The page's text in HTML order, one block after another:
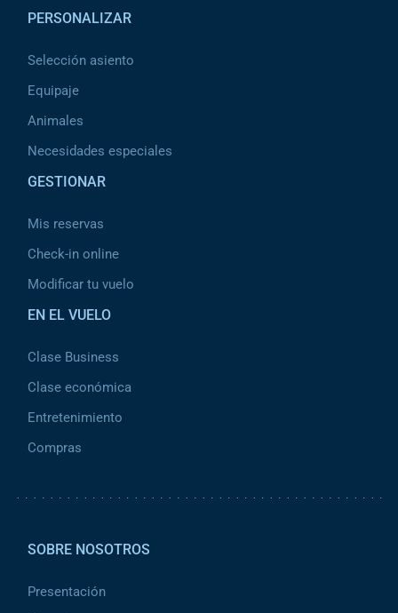
PERSONALIZAR
Selección asiento
Equipaje
Animales
Necesidades especiales
GESTIONAR
Mis reservas
Check-in online
Modificar tu vuelo
EN EL VUELO
Clase Business
Clase económica
Entretenimiento
Compras
SOBRE NOSOTROS
Presentación